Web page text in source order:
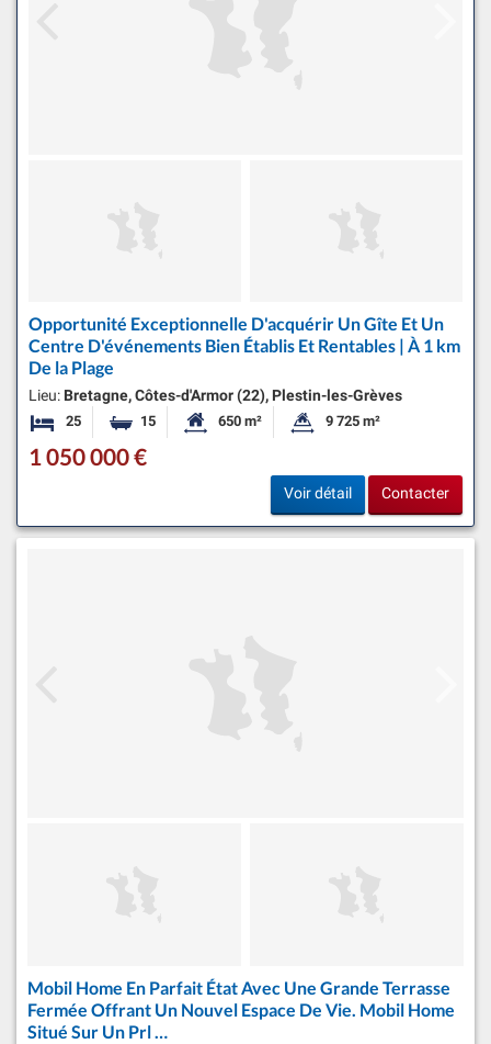
Opportunité Exceptionnelle D'acquérir Un Gîte Et Un
Centre D'événements Bien Établis Et Rentables | À 1 km
De la Plage
Lieu: Bretagne, Côtes-d'Armor (22), Plestin-les-Grèves
25 Chambres15 Salles de bainsSurface habitable:
650 m² Superficie du terrain:
9 725 m²
1 050 000 €
Voir détail Contacter
Mobil Home En Parfait État Avec Une Grande Terrasse
Fermée Offrant Un Nouvel Espace De Vie. Mobil Home
Situé Sur Un Prl …